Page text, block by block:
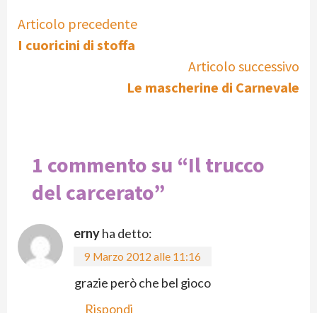
Continue
Reading
Articolo precedente
I cuoricini di stoffa
Articolo successivo
Le mascherine di Carnevale
1 commento su “Il trucco
del carcerato”
ernyha detto:
9 Marzo 2012 alle 11:16
grazie però che bel gioco
Rispondi